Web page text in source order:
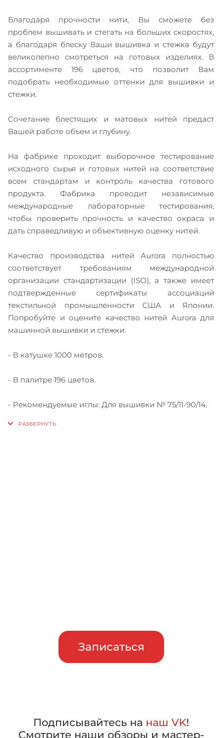
Благодаря прочности нити, Вы сможете без
проблем вышивать и стегать на больших скоростях,
а благодаря блеску Ваши вышивка и стежка будут
великолепно смотреться на готовых изделиях. В
ассортименте 196 цветов, что позволит Вам
подобрать необходимые оттенки для вышивки и
стежки.
Сочетание блестящих и матовых нитей предаст
Вашей работе объем и глубину.
На фабрике проходит выборочное тестирование
исходного сырья и готовых нитей на соответствие
всем стандартам и контроль качества готового
продукта. Фабрика проводит независимые
международные лабораторные тестирования,
чтобы проверить прочность и качество окраса и
дать справедливую и объективную оценку нитей.
Качество производства нитей Aurora полностью
соответствует требованиям международной
организации стандартизации (ISO), а также имеет
подтвержденные сертификаты ассоциаций
текстильной промышленности США и Японии.
Попробуйте и оцените качество нитей Aurora для
машинной вышивки и стежки.
- В катушке 1000 метров.
- В палитре 196 цветов.
- Рекомендуемые иглы: Для вышивки № 75/11-90/14.
Записаться
Подписывайтесь на наш VK!
Смотрите наши обзоры и мастер-